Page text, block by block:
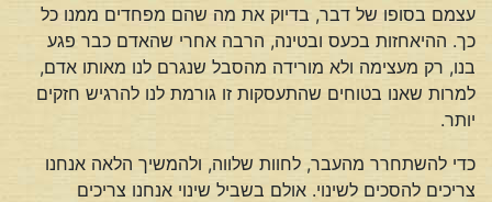
עצמם בסופו של דבר, בדיוק את מה שהם מפחדים ממנו כל
כך. ההיאחזות בכעס ובטינה, הרבה אחרי שהאדם כבר פגע
בנו, רק מעצימה ולא מורידה מהסבל שנגרם לנו מאותו אדם,
למרות שאנו בטוחים שהתעסקות זו גורמת לנו להרגיש חזקים
יותר.
כדי להשתחרר מהעבר, לחוות שלווה, ולהמשיך הלאה אנחנו
צריכים להסכים לשינוי. אולם בשביל שינוי אנחנו צריכים